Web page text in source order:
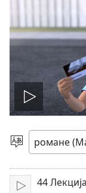
Мукх
о
видео
Бирин
чхиб
44